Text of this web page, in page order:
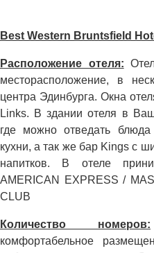
Best Western Bruntsfield
Расположение отеля:
месторасположение, в
центра Эдинбурга. Окна
Links. В здании отеля в
где можно отведать блюда
кухни, а так же бар Kings с
напитков. В отеле
AMERICAN EXPRESS /
CLUB
Количество номеров:
комфортабельное